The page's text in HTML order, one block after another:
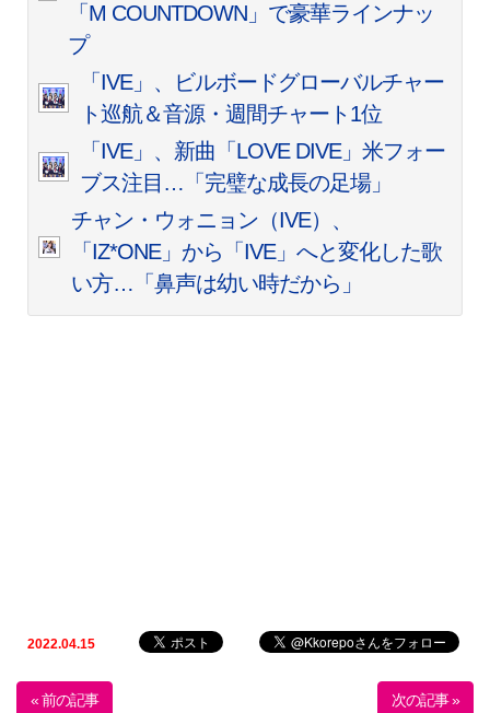
「M COUNTDOWN」で豪華ラインナッ
プ
「IVE」、ビルボードグローバルチャー
ト巡航＆音源・週間チャート1位
「IVE」、新曲「LOVE DIVE」米フォー
ブス注目…「完璧な成長の足場」
チャン・ウォニョン（IVE）、
「IZ*ONE」から「IVE」へと変化した歌
い方…「鼻声は幼い時だから」
2022.04.15
« 前の記事 次の記事 »